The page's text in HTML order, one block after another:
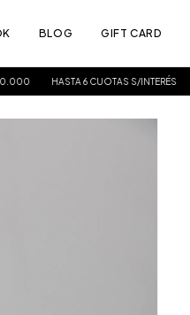
BLOG GIFT CARD
6 CUOTAS S/INTERÉS FW2026